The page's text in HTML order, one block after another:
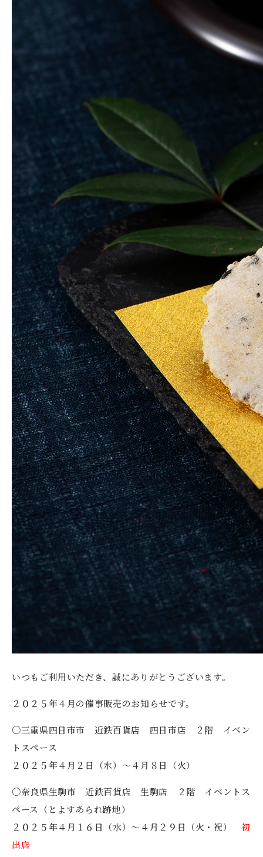
会社案内
お買い物ガイド
サイトマップ
いつもご利用いただき、誠にありがとうございます。
２０２５年４月の催事販売のお知らせです。
〇三重県四日市市 近鉄百貨店 四日市店 ２階 イベン
トスペース
２０２５年４月２日（水）～４月８日（火）
〇奈良県生駒市 近鉄百貨店 生駒店 ２階 イベントス
ペース（とよすあられ跡地）
２０２５年４月１６日（水）～４月２９日（火・祝）初
出店